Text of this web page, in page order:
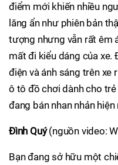
điểm mới khiến nhiều
lăng ẩn như phiên bản
tượng nhưng vẫn rất êm
mất đi kiểu dáng của xe.
điện và ánh sáng trên xe
ô tô đồ chơi dành cho
đang bán nhan nhản hiện
Đình Quý(nguồn video:
Bạn đang sở hữu một